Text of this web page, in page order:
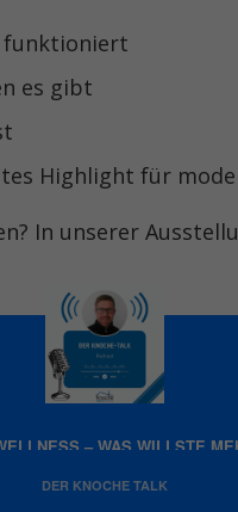
funktioniert
es gibt
Highlight für
In unserer
DER KNOCHE TALK
– WAS WILLSTE